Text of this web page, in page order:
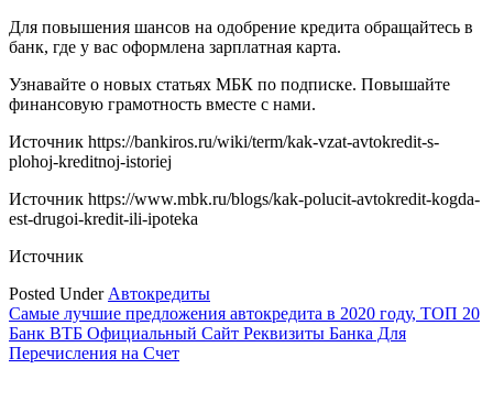
Для повышения шансов на одобрение кредита обращайтесь в
банк, где у вас оформлена зарплатная карта.
Узнавайте о новых статьях МБК по подписке. Повышайте
финансовую грамотность вместе с нами.
Источник https://bankiros.ru/wiki/term/kak-vzat-avtokredit-s-
plohoj-kreditnoj-istoriej
Источник https://www.mbk.ru/blogs/kak-polucit-avtokredit-kogda-
est-drugoi-kredit-ili-ipoteka
Источник
Posted Under Автокредиты
Навигация
по
Самые лучшие предложения автокредита в 2020 году, ТОП 20
Банк ВТБ Официальный Сайт Реквизиты Банка Для
Перечисления на Счет